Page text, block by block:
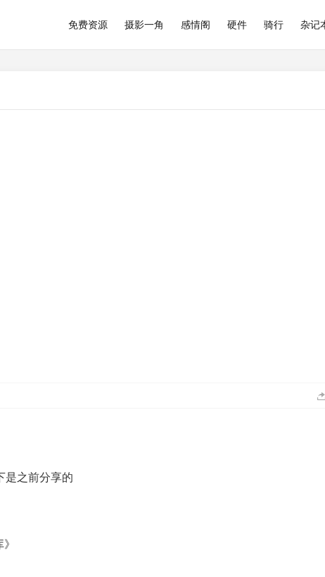
免费资源 摄影一角 感情阁 硬件 骑行 杂记
是之前分享的
》